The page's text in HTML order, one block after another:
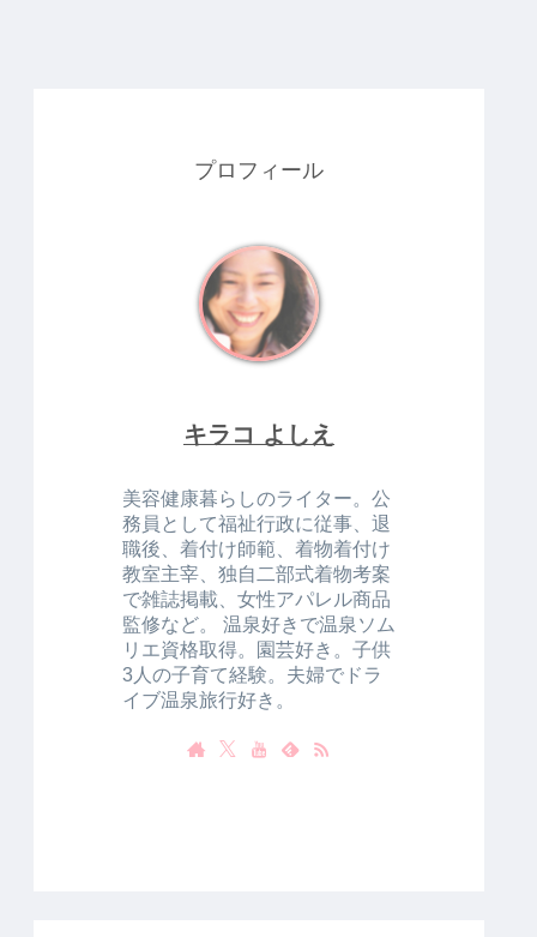
プロフィール
キラコ よしえ
美容健康暮らしのライター。公
務員として福祉行政に従事、退
職後、着付け師範、着物着付け
教室主宰、独自二部式着物考案
で雑誌掲載、女性アパレル商品
監修など。 温泉好きで温泉ソム
リエ資格取得。園芸好き。子供
3人の子育て経験。夫婦でドラ
イブ温泉旅行好き。